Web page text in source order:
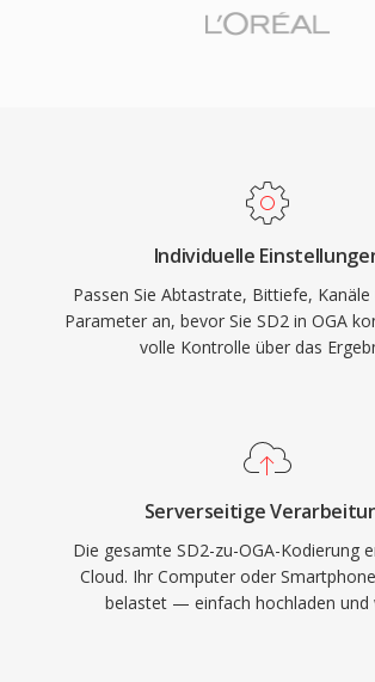
enthalten nach wie vor SD2-Dateien,
schnelleren Ladezeiten und geringerem
Komplexitäten proprietärer Formate.
Format unterstützt Vorbis-
Metadaten für standardisiertes
Künstler-, Album- und
wird nativ in Firefox, Chromium-
Browsern, VLC und den meisten Linux-
Audioverteilung und Archivierungs-
Individuelle
Passen Sie Abtastrate, Bittiefe, Kanäle
Parameter an, bevor Sie SD2 in OGA
volle Kontrolle über das
Serverseitige
Die gesamte SD2-zu-OGA-Kodierung
Cloud. Ihr Computer oder
belastet — einfach hochladen und